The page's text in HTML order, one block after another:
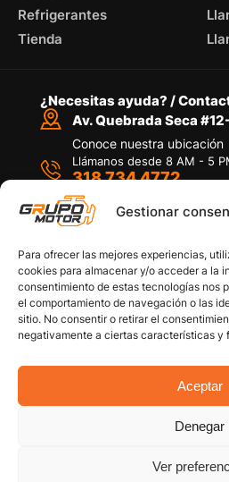
Gestionar
Para ofrecer las mejores experiencias,
cookies para almacenar y/o acceder a la
consentimiento de estas tecnologías nos
el comportamiento de navegación o las
sitio. No consentir o retirar el
negativamente a ciertas características y
Aceptar
Denegar
Ver
Refrigerantes
Tienda
¿Necesitas ayuda? /
Av. Quebrada Seca
Conoce nuestra ubicación
Llámanos desde 8 AM - 5
318 734 4772
Habla con nosotros
Por medio de WhatsApp
Copyright © 2026 Grupo
Políticas de
Política de devoluciones
Política de
Términos y